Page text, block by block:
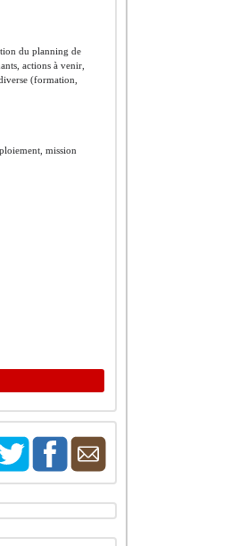
du planning de
actions à venir,
(formation,
mission